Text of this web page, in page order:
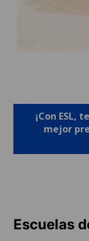
¡Con ESL,
mejor
Escuelas